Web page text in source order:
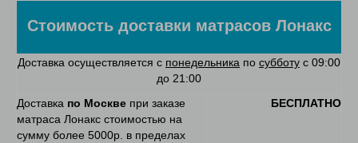
Стоимость доставки матрасов Лонакс
Доставка осуществляется с понедельника по субботу с 09:00
до 21:00
Доставка по Москве при заказе
матраса Лонакс стоимостью на
сумму более 5000р. в пределах
БЕСПЛАТНО